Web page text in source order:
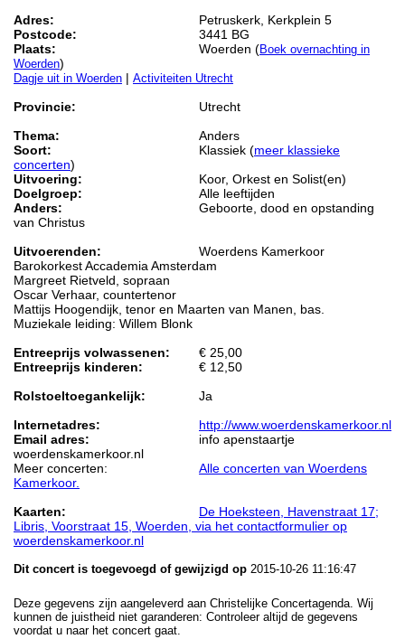
Adres:
Petruskerk, Kerkplein 5
Postcode:
3441 BG
Plaats:
Woerden (Boek overnachting in
Woerden)
Dagje uit in Woerden | Activiteiten Utrecht
Provincie:
Utrecht
Thema:
Anders
Soort:
Klassiek (meer klassieke
concerten)
Uitvoering:
Koor, Orkest en Solist(en)
Doelgroep:
Alle leeftijden
Anders:
Geboorte, dood en opstanding
van Christus
Uitvoerenden:
Woerdens Kamerkoor
Barokorkest Accademia Amsterdam
Margreet Rietveld, sopraan
Oscar Verhaar, countertenor
Mattijs Hoogendijk, tenor en Maarten van Manen, bas.
Muziekale leiding: Willem Blonk
Entreeprijs volwassenen:
€ 25,00
Entreeprijs kinderen:
€ 12,50
Rolstoeltoegankelijk:
Ja
Internetadres:
http://www.woerdenskamerkoor.nl
Email adres:
info apenstaartje
woerdenskamerkoor.nl
Meer concerten:
Alle concerten van Woerdens
Kamerkoor.
Kaarten:
De Hoeksteen, Havenstraat 17;
Libris, Voorstraat 15, Woerden, via het contactformulier op
woerdenskamerkoor.nl
Dit concert is toegevoegd of gewijzigd op 2015-10-26 11:16:47
Deze gegevens zijn aangeleverd aan Christelijke Concertagenda. Wij
kunnen de juistheid niet garanderen: Controleer altijd de gegevens
voordat u naar het concert gaat.